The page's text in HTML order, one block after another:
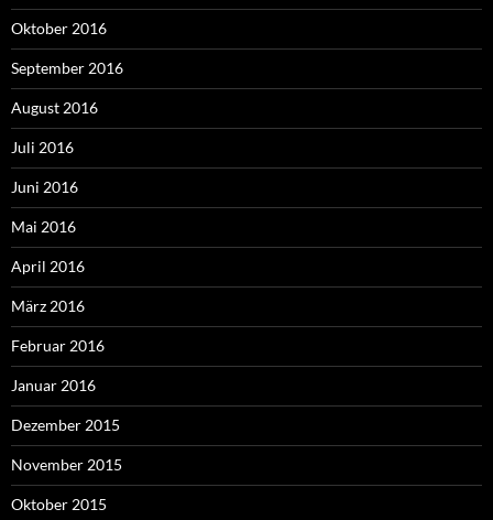
Oktober 2016
September 2016
August 2016
Juli 2016
Juni 2016
Mai 2016
April 2016
März 2016
Februar 2016
Januar 2016
Dezember 2015
November 2015
Oktober 2015